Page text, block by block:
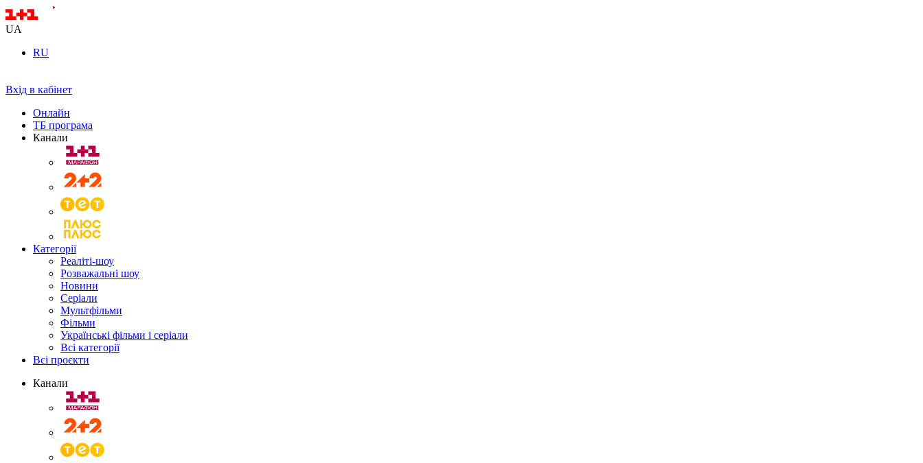
UA
RU
Вхід в кабінет
Онлайн
ТБ програма
Канали
Категорії
Реаліті-шоу
Розважальні шоу
Новини
Серіали
Мультфільми
Фільми
Українські фільми і серіали
Всі категорії
Всі проєкти
Канали